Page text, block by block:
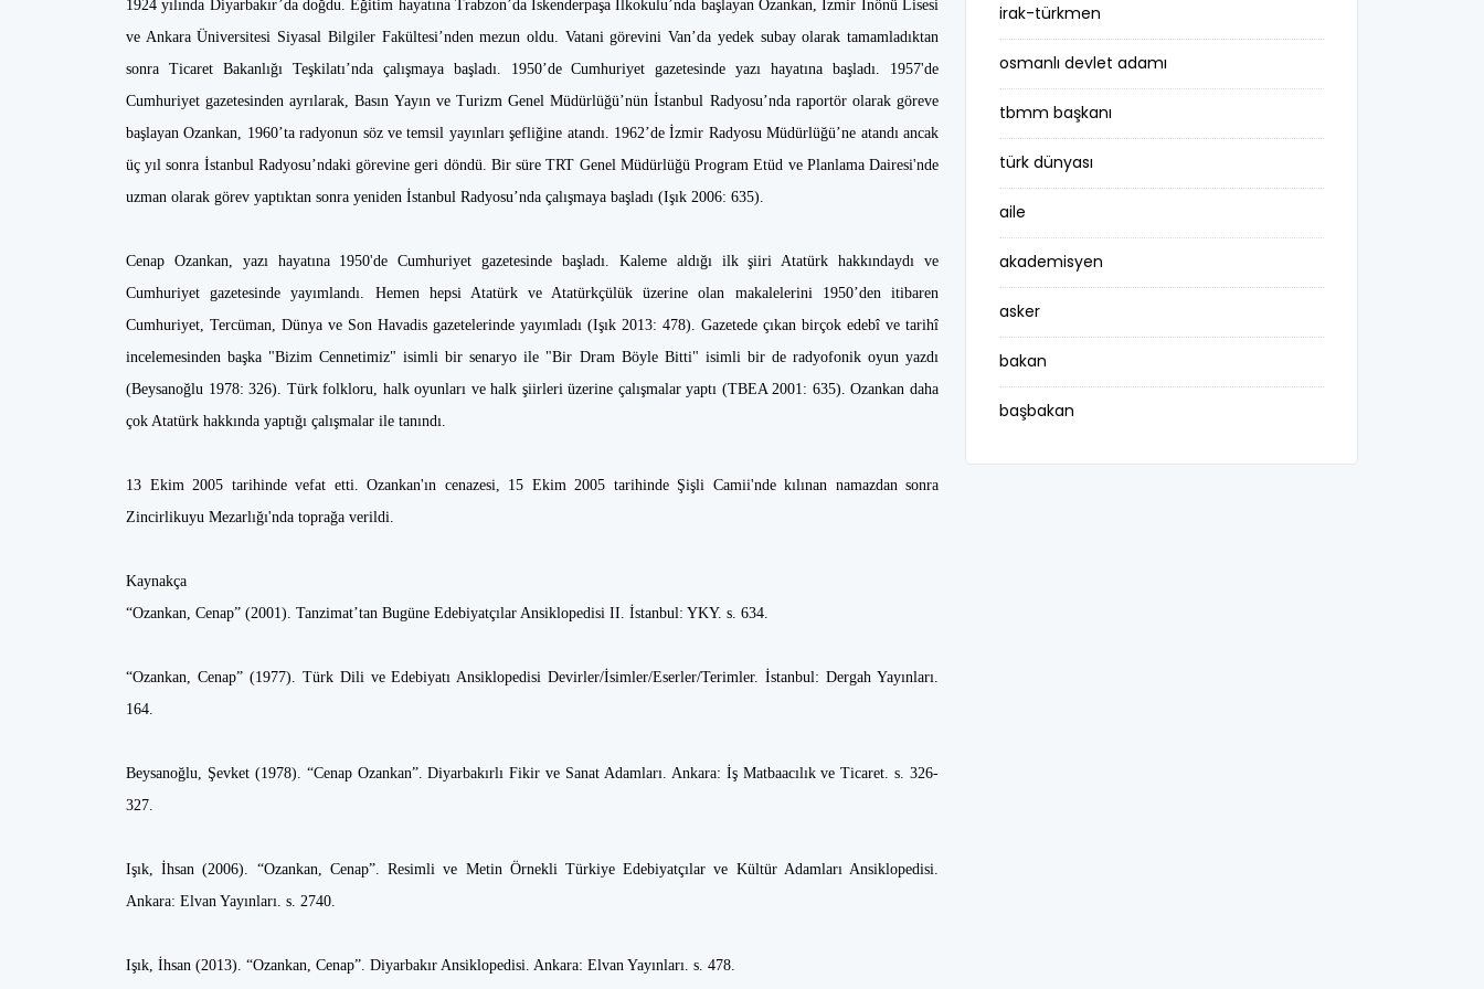
1924 yılında Diyarbakır’da doğdu. Eğitim hayatına Trabzon’da İskenderpaşa İlkokulu’nda başlayan Ozankan, İzmir İnönü Lisesi
ve Ankara Üniversitesi Siyasal Bilgiler Fakültesi’nden mezun oldu. Vatani görevini Van’da yedek subay olarak tamamladıktan
sonra Ticaret Bakanlığı Teşkilatı’nda çalışmaya başladı. 1950’de Cumhuriyet gazetesinde yazı hayatına başladı. 1957'de
Cumhuriyet gazetesinden ayrılarak, Basın Yayın ve Turizm Genel Müdürlüğü’nün İstanbul Radyosu’nda raportör olarak göreve
başlayan Ozankan, 1960’ta radyonun söz ve temsil yayınları şefliğine atandı. 1962’de İzmir Radyosu Müdürlüğü’ne atandı ancak
üç yıl sonra İstanbul Radyosu’ndaki görevine geri döndü. Bir süre TRT Genel Müdürlüğü Program Etüd ve Planlama Dairesi'nde
uzman olarak görev yaptıktan sonra yeniden İstanbul Radyosu’nda çalışmaya başladı (Işık 2006: 635).
Cenap Ozankan, yazı hayatına 1950'de Cumhuriyet gazetesinde başladı. Kaleme aldığı ilk şiiri Atatürk hakkındaydı ve
Cumhuriyet gazetesinde yayımlandı. Hemen hepsi Atatürk ve Atatürkçülük üzerine olan makalelerini 1950’den itibaren
Cumhuriyet, Tercüman, Dünya ve Son Havadis gazetelerinde yayımladı (Işık 2013: 478). Gazetede çıkan birçok edebî ve tarihî
incelemesinden başka "Bizim Cennetimiz" isimli bir senaryo ile "Bir Dram Böyle Bitti" isimli bir de radyofonik oyun yazdı
(Beysanoğlu 1978: 326). Türk folkloru, halk oyunları ve halk şiirleri üzerine çalışmalar yaptı (TBEA 2001: 635). Ozankan daha
çok Atatürk hakkında yaptığı çalışmalar ile tanındı.
13 Ekim 2005 tarihinde vefat etti. Ozankan'ın cenazesi, 15 Ekim 2005 tarihinde Şişli Camii'nde kılınan namazdan sonra
Zincirlikuyu Mezarlığı'nda toprağa verildi.
Kaynakça
“Ozankan, Cenap” (2001). Tanzimat’tan Bugüne Edebiyatçılar Ansiklopedisi II. İstanbul: YKY. s. 634.
“Ozankan, Cenap” (1977). Türk Dili ve Edebiyatı Ansiklopedisi Devirler/İsimler/Eserler/Terimler. İstanbul: Dergah Yayınları.
164.
Beysanoğlu, Şevket (1978). “Cenap Ozankan”. Diyarbakırlı Fikir ve Sanat Adamları. Ankara: İş Matbaacılık ve Ticaret. s. 326-
327.
Işık, İhsan (2006). “Ozankan, Cenap”. Resimli ve Metin Örnekli Türkiye Edebiyatçılar ve Kültür Adamları Ansiklopedisi.
Ankara: Elvan Yayınları. s. 2740.
Işık, İhsan (2013). “Ozankan, Cenap”. Diyarbakır Ansiklopedisi. Ankara: Elvan Yayınları. s. 478.
irak-türkmen
osmanlı devlet adamı
tbmm başkanı
türk dünyası
aile
akademisyen
asker
bakan
başbakan
belediye başkanı